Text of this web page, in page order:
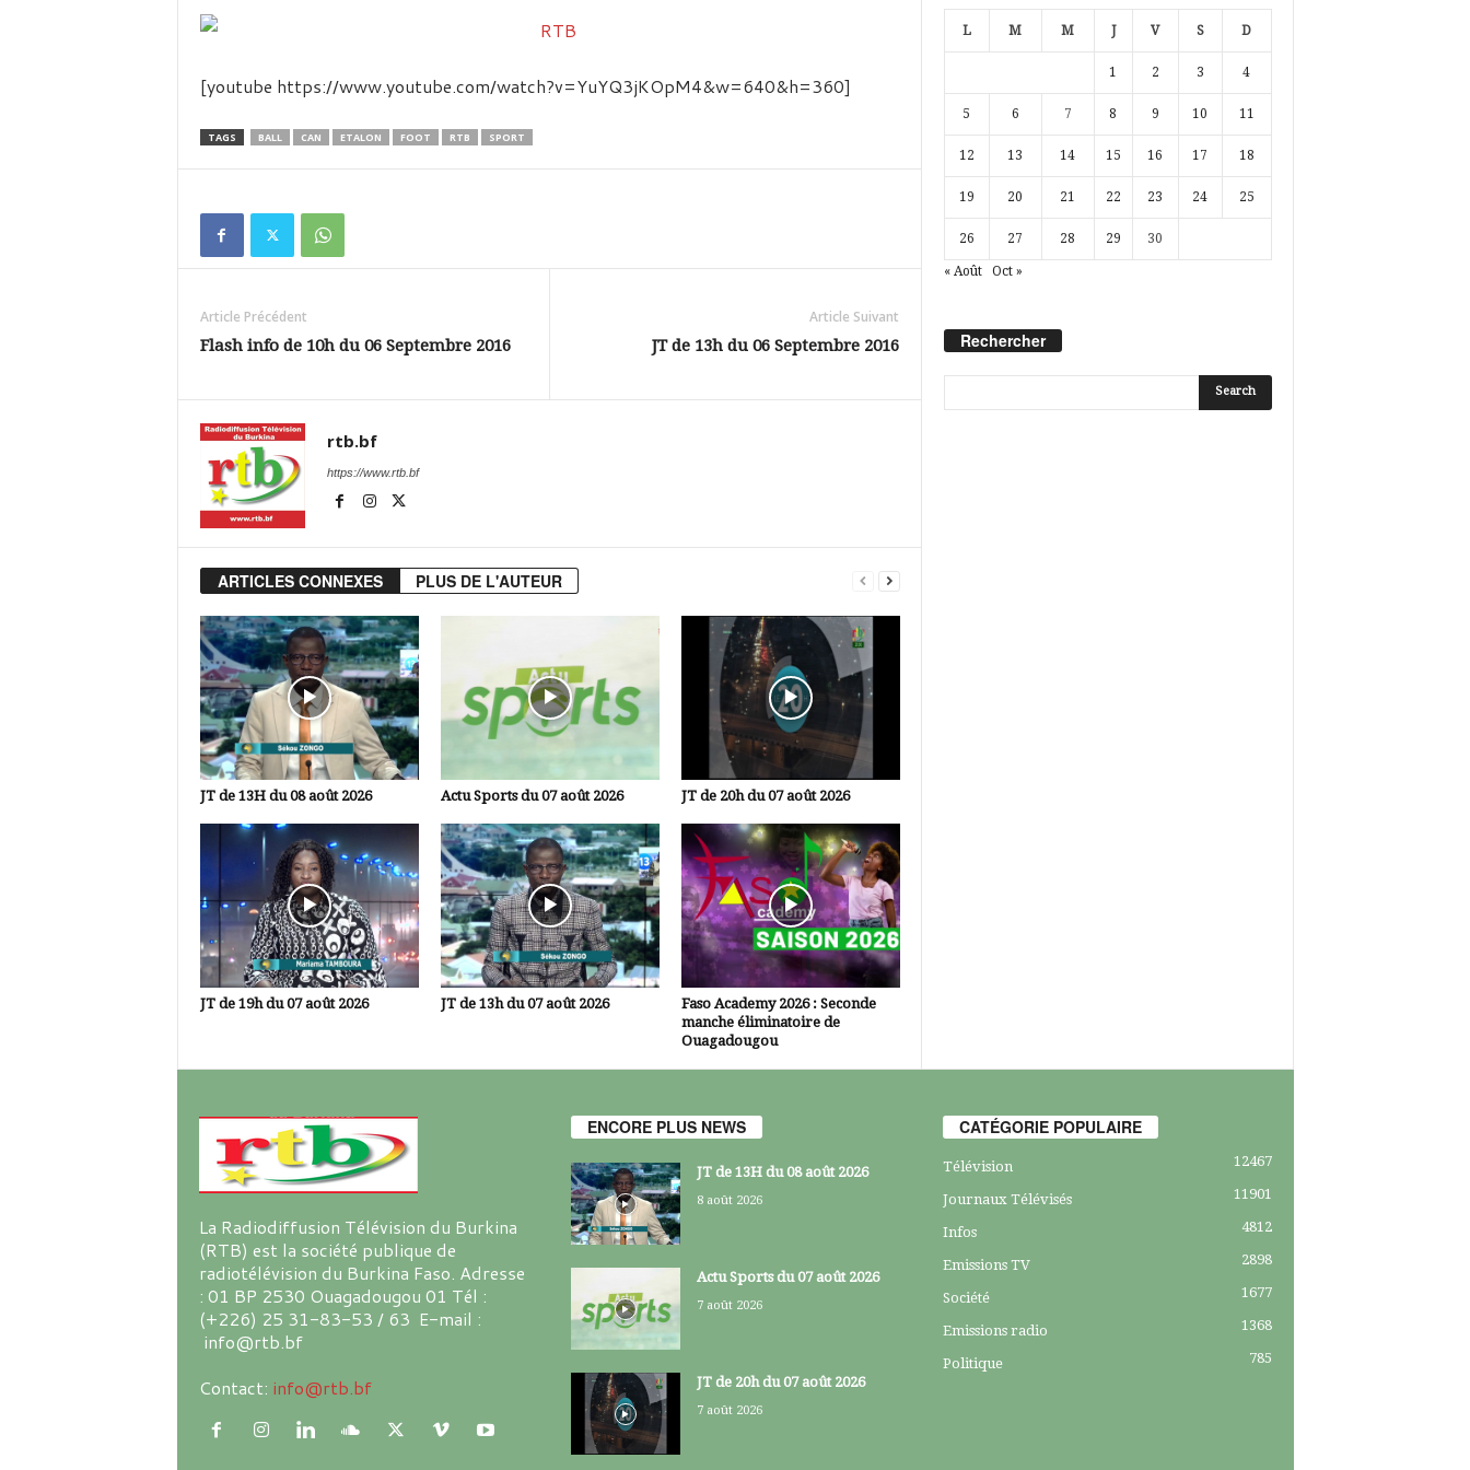
d
k
[youtube https://www.youtube.com/watch?v=YuYQ3jKOpM4&w=640&h=360]
TAGS BALL CAN ETALON FOOT RTB SPORT
Article Précédent
Flash info de 10h du 06 Septembre 2016
Article Suivant
JT de 13h du 06 Septembre 2016
rtb.bf
https://www.rtb.bf
ARTICLES CONNEXES PLUS DE L'AUTEUR
JT de 13H du 08 août 2026 Actu Sports du 07 août 2026 JT de 20h du 07 août 2026
JT de 19h du 07 août 2026 JT de 13h du 07 août 2026
Faso Academy 2026 : Seconde
manche éliminatoire de
Ouagadougou
L M M J V S D
1 2 3 4
5 6 7 8 9 10 11
12 13 14 15 16 17 18
19 20 21 22 23 24 25
26 27 28 29 30
« Août Oct »
Rechercher
La Radiodiffusion Télévision du Burkina
(RTB) est la société publique de
radiotélévision du Burkina Faso. Adresse
: 01 BP 2530 Ouagadougou 01 Tél :
(+226) 25 31-83-53 / 63 E-mail :
info@rtb.bf
Contact: info@rtb.bf
ENCORE PLUS NEWS
JT de 13H du 08 août 2026
8 août 2026
Actu Sports du 07 août 2026
7 août 2026
JT de 20h du 07 août 2026
7 août 2026
CATÉGORIE POPULAIRE
Télévision 12467
Journaux Télévisés 11901
Infos 4812
Emissions TV 2898
Société 1677
Emissions radio 1368
Politique 785